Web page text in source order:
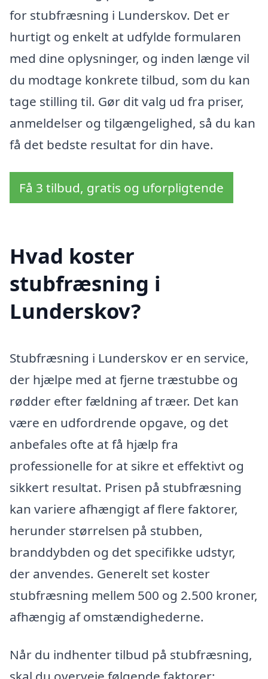
for stubfræsning i Lunderskov. Det er
hurtigt og enkelt at udfylde formularen
med dine oplysninger, og inden længe vil
du modtage konkrete tilbud, som du kan
tage stilling til. Gør dit valg ud fra priser,
anmeldelser og tilgængelighed, så du kan
få det bedste resultat for din have.
Få 3 tilbud, gratis og uforpligtende
Hvad koster
stubfræsning i
Lunderskov?
Stubfræsning i Lunderskov er en service,
der hjælpe med at fjerne træstubbe og
rødder efter fældning af træer. Det kan
være en udfordrende opgave, og det
anbefales ofte at få hjælp fra
professionelle for at sikre et effektivt og
sikkert resultat. Prisen på stubfræsning
kan variere afhængigt af flere faktorer,
herunder størrelsen på stubben,
branddybden og det specifikke udstyr,
der anvendes. Generelt set koster
stubfræsning mellem 500 og 2.500 kroner,
afhængig af omstændighederne.
Når du indhenter tilbud på stubfræsning,